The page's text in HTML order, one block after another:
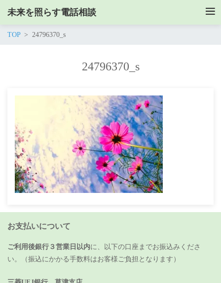
未来を照らす電話相談
TOP 24796370_s
24796370_s
お支払いについて
ご利用後銀行３営業日以内に、以下の口座までお振込みくださ
い。（振込にかかる手数料はお客様ご負担となります）